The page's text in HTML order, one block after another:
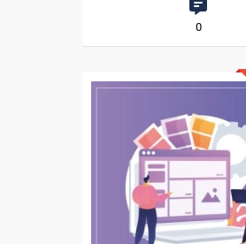
0
Descuentos especiales
Sin requisitos de acceso
Diploma